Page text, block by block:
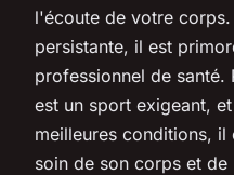
l'écoute de votre
persistante, il est
professionnel de santé.
est un sport exigeant,
meilleures conditions, il
soin de son corps et